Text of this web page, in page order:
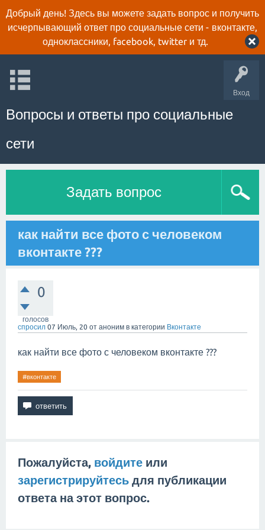
Добрый день! Здесь вы можете задать вопрос и получить
исчерпывающий ответ про социальные сети - вконтакте,
одноклассники, facebook, twitter и тд.
Вход
Вопросы и ответы про социальные
сети
Задать вопрос
как найти все фото с человеком
вконтакте ???
0
голосов
спросил 07 Июль, 20 от аноним в категории Вконтакте
как найти все фото с человеком вконтакте ???
#вконтакте
Пожалуйста, войдите или
зарегистрируйтесь для публикации
ответа на этот вопрос.